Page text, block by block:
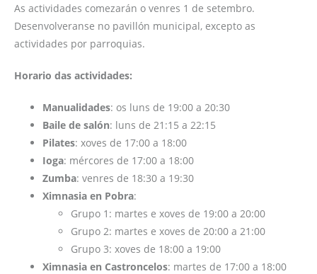
As actividades comezarán o venres 1 de setembro.
Desenvolveranse no pavillón municipal, excepto as
actividades por parroquias.
Horario das actividades:
Manualidades: os luns de 19:00 a 20:30
Baile de salón: luns de 21:15 a 22:15
Pilates: xoves de 17:00 a 18:00
Ioga: mércores de 17:00 a 18:00
Zumba: venres de 18:30 a 19:30
Ximnasia en Pobra:
Grupo 1: martes e xoves de 19:00 a 20:00
Grupo 2: martes e xoves de 20:00 a 21:00
Grupo 3: xoves de 18:00 a 19:00
Ximnasia en Castroncelos: martes de 17:00 a 18:00